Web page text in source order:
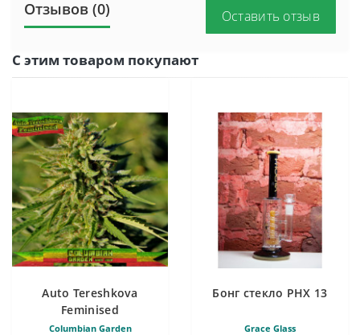
Отзывов (0) Оставить отзыв
С этим товаром покупают
Auto Tereshkova
Feminised
Columbian Garden
Бонг стекло PHX 13
Grace Glass